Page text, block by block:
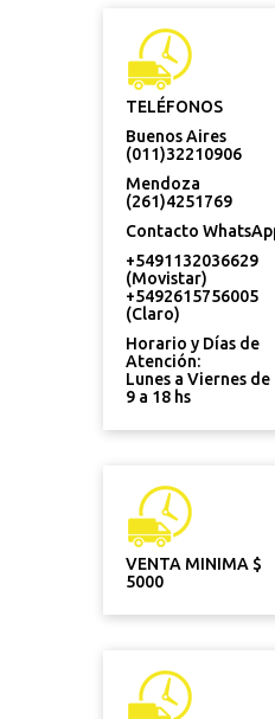
TELÉFONOS
Buenos Aires
(011)32210906
Mendoza
(261)4251769
Contacto
+5491132036629
(Movistar)
+5492615756005
(Claro)
Horario y Días de
Atención:
Lunes a Viernes de
9 a 18 hs
VENTA MINIMA $
5000